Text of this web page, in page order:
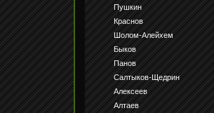
Пушкин
Краснов
Шолом-Алейхем
Быков
Панов
Салтыков-Щедрин
Алексеев
Алтаев